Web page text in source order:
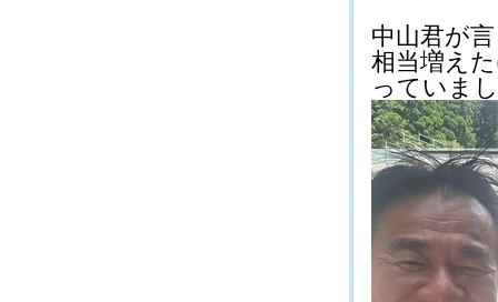
中山君が
相当増え
っていま